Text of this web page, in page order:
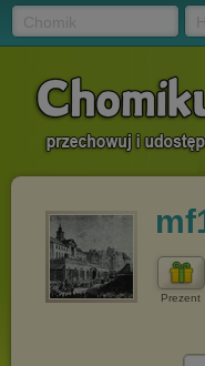
Prezent